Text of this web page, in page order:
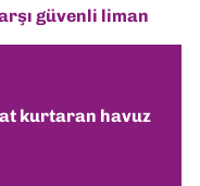
güvenli liman
kurtaran havuz